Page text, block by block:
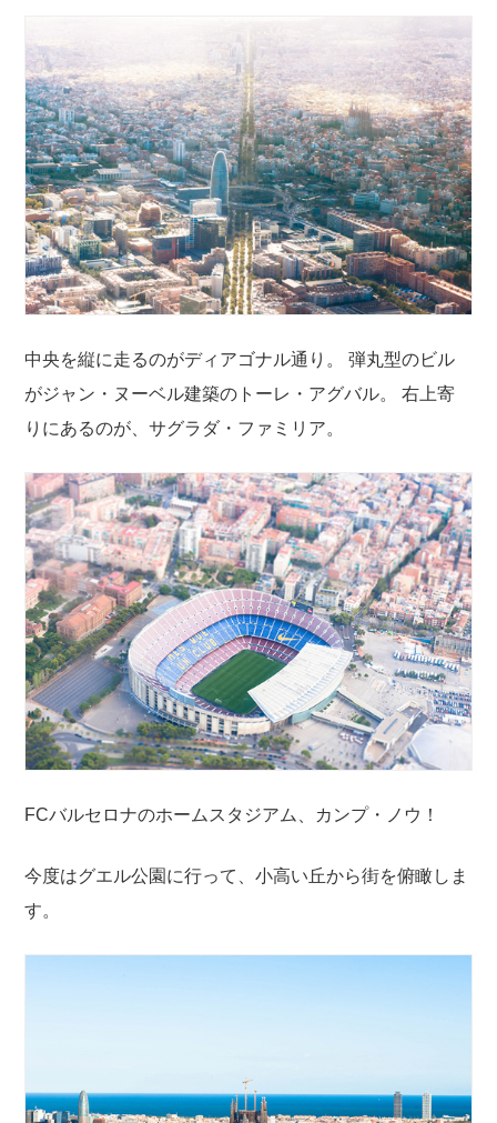
中央を縦に走るのがディアゴナル通り。 弾丸型のビル
がジャン・ヌーベル建築のトーレ・アグバル。 右上寄
りにあるのが、サグラダ・ファミリア。
FCバルセロナのホームスタジアム、カンプ・ノウ！
今度はグエル公園に行って、小高い丘から街を俯瞰しま
す。